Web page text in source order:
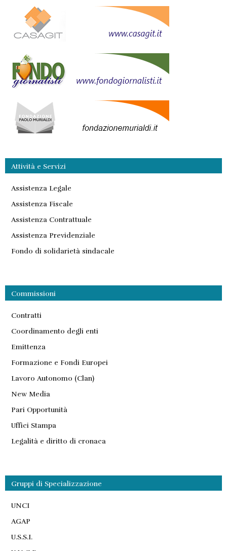
Attività e Servizi
Assistenza Legale
Assistenza Fiscale
Assistenza Contrattuale
Assistenza Previdenziale
Fondo di solidarietà sindacale
Commissioni
Contratti
Coordinamento degli enti
Emittenza
Formazione e Fondi Europei
Lavoro Autonomo (Clan)
New Media
Pari Opportunità
Uffici Stampa
Legalità e diritto di cronaca
Gruppi di Specializzazione
UNCI
AGAP
U.S.S.I.